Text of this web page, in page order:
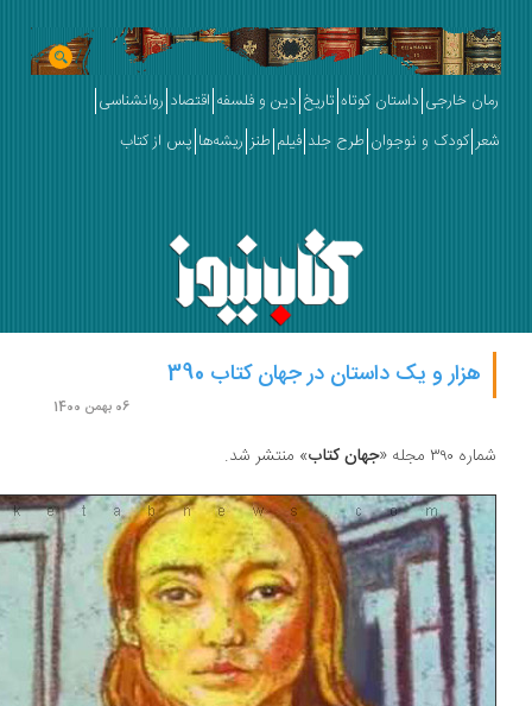
خارجی داستان کوتاه تاریخ دین و فلسفه اقتصاد روانشناسی
کودک و نوجوان طرح جلد فیلم طنز ریشه‌ها پس از کتاب
هزار و یک داستان در جهان کتاب 390
جهان کتاب» منتشر شد.